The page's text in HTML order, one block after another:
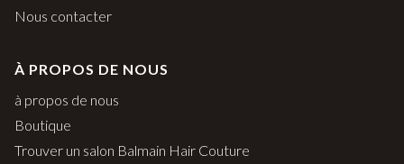
Nous contacter
À PROPOS DE NOUS
à propos de nous
Boutique
Trouver un salon Balmain Hair Couture